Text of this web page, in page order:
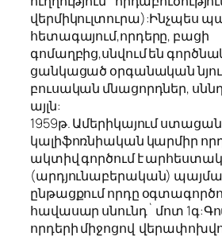
վերմիկուլտուրա):Ինչպես
հետագայում,որդերը, բացի
գոմաղբից,սնվում են
ցանկացած օրգանական
բուսական մնացորդներ,
այլն:
1959թ. Ամերիկայում ստացան
կալիֆոռնիական կարմիր
ակտիվ գործում է
(արդյունաբերական)
ընթացքում որդը
հավասար սնունդ` մոտ
որդերի միջոցով